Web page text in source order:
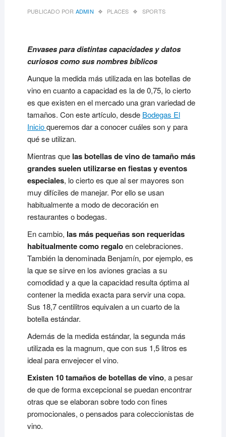
PUBLICADO POR ADMIN PLACES SPORTS
Envases para distintas capacidades y datos
curiosos como sus nombres bíblicos
Aunque la medida más utilizada en las botellas de
vino en cuanto a capacidad es la de 0,75, lo cierto
es que existen en el mercado una gran variedad de
tamaños. Con este artículo, desde Bodegas El
Inicioqueremos dar a conocer cuáles son y para
qué se utilizan.
Mientras que las botellas de vino de tamaño más
grandes suelen utilizarse en fiestas y eventos
especiales, lo cierto es que al ser mayores son
muy difíciles de manejar. Por ello se usan
habitualmente a modo de decoración en
restaurantes o bodegas.
En cambio, las más pequeñas son requeridas
habitualmente como regaloen celebraciones.
También la denominada Benjamín, por ejemplo, es
la que se sirve en los aviones gracias a su
comodidad y a que la capacidad resulta óptima al
contener la medida exacta para servir una copa.
Sus 18,7 centilitros equivalen a un cuarto de la
botella estándar.
Además de la medida estándar, la segunda más
utilizada es la magnum, que con sus 1,5 litros es
ideal para envejecer el vino.
Existen 10 tamaños de botellas de vino, a pesar
de que de forma excepcional se puedan encontrar
otras que se elaboran sobre todo con fines
promocionales, o pensados para coleccionistas de
vino.